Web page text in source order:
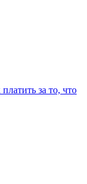
за то, что